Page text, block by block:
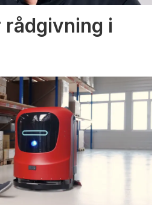
rådgivning i